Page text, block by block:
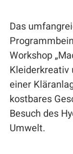
Das
Workshop
Kleiderkreativ
einer
kostbares
Besuch des
Umwelt.